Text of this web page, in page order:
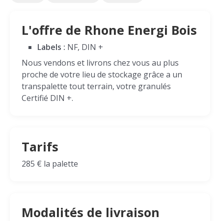
L'offre de Rhone Energi Bois
Labels : NF, DIN +
Nous vendons et livrons chez vous au plus
proche de votre lieu de stockage grâce a un
transpalette tout terrain, votre granulés
Certifié DIN +.
Tarifs
285 € la palette
Modalités de livraison